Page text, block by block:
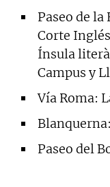
Paseo de
Corte
Ínsula
Campus y
Vía Roma:
Paseo del